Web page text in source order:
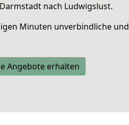
nach Ludwigslust.
Minuten unverbindliche und
Angebote erhalten